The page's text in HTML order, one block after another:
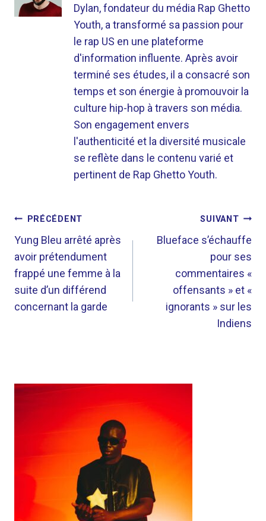
Dylan, fondateur du média Rap Ghetto
Youth, a transformé sa passion pour
le rap US en une plateforme
d'information influente. Après avoir
terminé ses études, il a consacré son
temps et son énergie à promouvoir la
culture hip-hop à travers son média.
Son engagement envers
l'authenticité et la diversité musicale
se reflète dans le contenu varié et
pertinent de Rap Ghetto Youth.
NAVIGATION
DE
L’ARTICLE
PRÉCÉDENT
Yung Bleu arrêté après
avoir prétendument
frappé une femme à la
suite d’un différend
concernant la garde
SUIVANT
Blueface s’échauffe
pour ses
commentaires «
offensants » et «
ignorants » sur les
Indiens